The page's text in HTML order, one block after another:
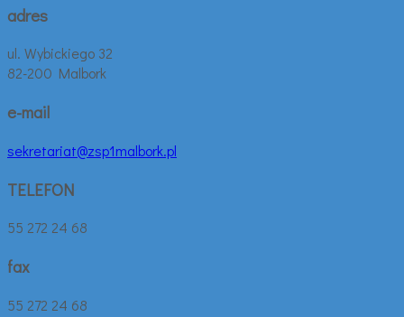
adres
ul. Wybickiego 32
82-200 Malbork
e-mail
sekretariat@zsp1malbork.pl
TELEFON
55 272 24 68
fax
55 272 24 68